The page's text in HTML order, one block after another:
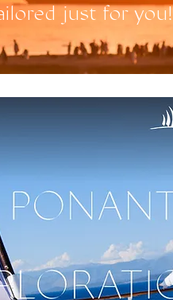
just for you!